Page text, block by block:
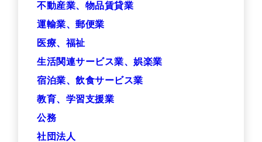
不動産業、物品賃貸業
運輸業、郵便業
医療、福祉
生活関連サービス業、娯楽業
宿泊業、飲食サービス業
教育、学習支援業
公務
社団法人